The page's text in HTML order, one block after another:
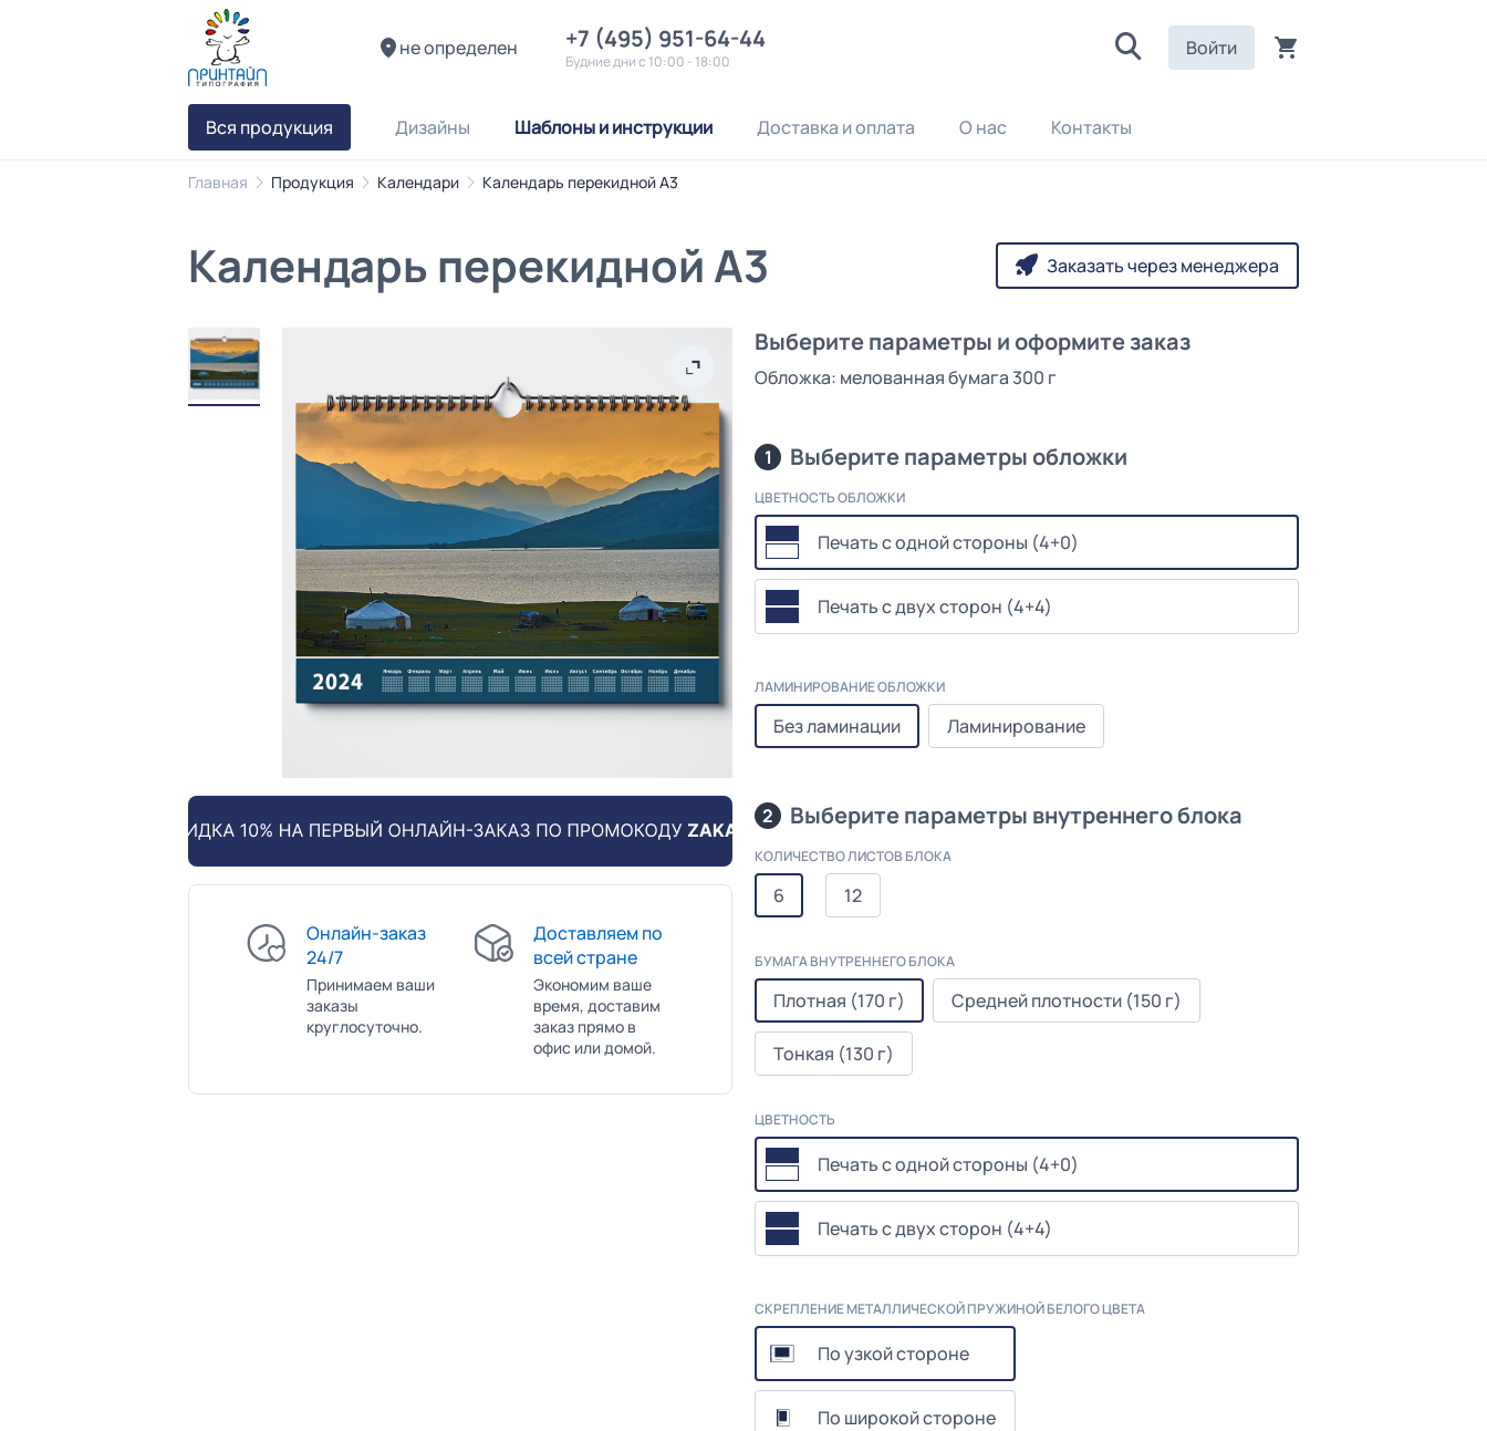
не определен +7 (495) 951-64-44
Будние дни с 10:00 - 18:00
Войти
Вся продукция Дизайны Шаблоны и инструкции Доставка и оплата О нас Контакты
Главная Продукция Календари Календарь перекидной А3
Календарь перекидной А3 Заказать через менеджера
Онлайн-заказ
24/7
Принимаем ваши
заказы
круглосуточно.
Доставляем по
всей стране
Экономим ваше
время, доставим
заказ прямо в
офис или домой.
Выберите параметры и оформите заказ
Обложка: мелованная бумага 300 г
1 Выберите параметры обложки
ЦВЕТНОСТЬ ОБЛОЖКИ
Печать с одной стороны (4+0)
Печать с двух сторон (4+4)
ЛАМИНИРОВАНИЕ ОБЛОЖКИ
Без ламинации Ламинирование
2 Выберите параметры внутреннего блока
КОЛИЧЕСТВО ЛИСТОВ БЛОКА
6 12
БУМАГА ВНУТРЕННЕГО БЛОКА
Плотная (170 г) Средней плотности (150 г)
Тонкая (130 г)
ЦВЕТНОСТЬ
Печать с одной стороны (4+0)
Печать с двух сторон (4+4)
СКРЕПЛЕНИЕ МЕТАЛЛИЧЕСКОЙ ПРУЖИНОЙ БЕЛОГО ЦВЕТА
По узкой стороне
По широкой стороне